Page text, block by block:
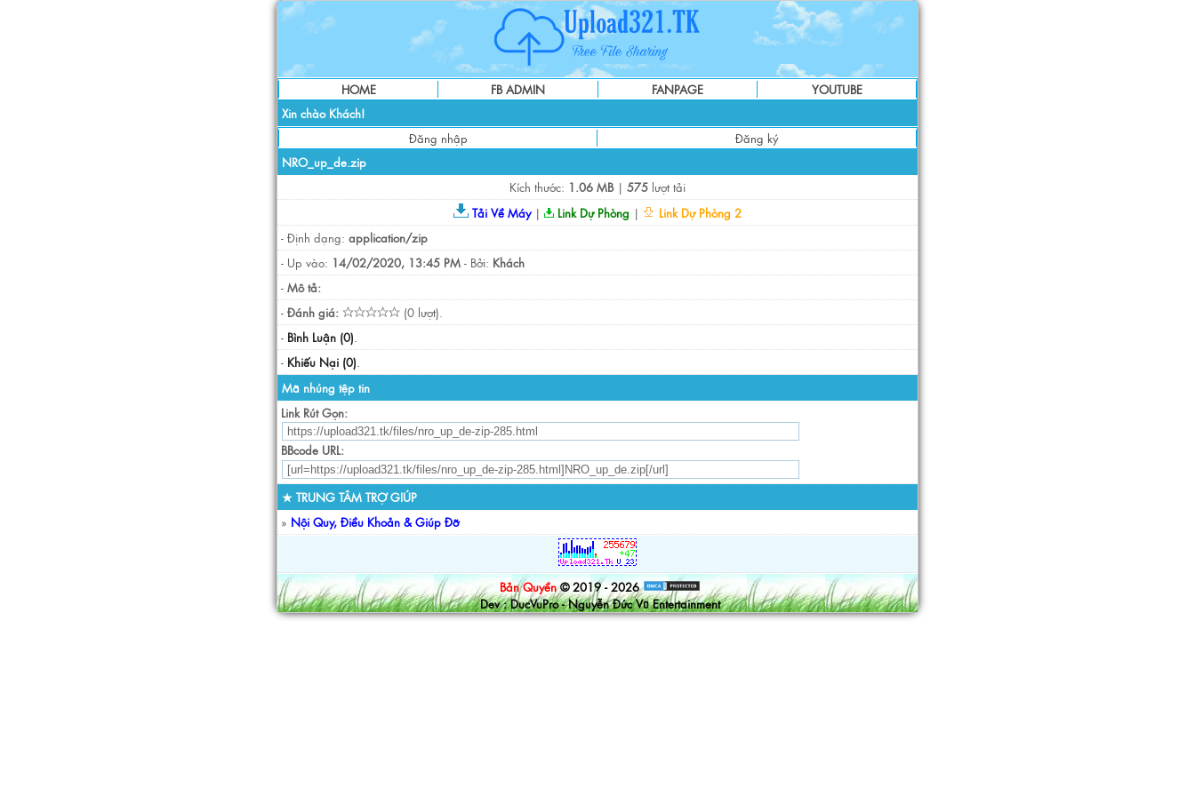
HOME FB ADMIN FANPAGE
YOUTUBE
Xin chào Khách!
Đăng nhập
Đăng ký
NRO_up_de.zip
Kích thước: 1.06 MB| 575 lượt tải
Tải Về Máy| Link Dự Phòng |
Link Dự Phòng 2
- Định dạng: application/zip
- Up vào: 14/02/2020, 13:45 PM - Bởi: Khách
- Mô tả:
- Đánh giá:
(0 lượt).
- Bình Luận (0).
- Khiếu Nại (0).
Mã nhúng tệp tin
Link Rút Gọn:
BBcode URL:
★ TRUNG TÂM TRỢ GIÚP
» Nội Quy, Điều Khoản & Giúp Đỡ
Bản Quyền © 2019 - 2026
Dev : DucVuPro - Nguyễn Đức Vũ Entertainment